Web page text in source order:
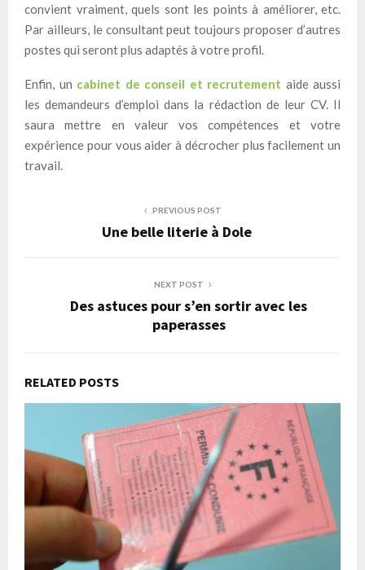
convient vraiment, quels sont les points à améliorer, etc.
Par ailleurs, le consultant peut toujours proposer d’autres
postes qui seront plus adaptés à votre profil.
Enfin, un cabinet de conseil et recrutement aide aussi
les demandeurs d’emploi dans la rédaction de leur CV. Il
saura mettre en valeur vos compétences et votre
expérience pour vous aider à décrocher plus facilement un
travail.
PREVIOUS POST
Une belle literie à Dole
NEXT POST
Des astuces pour s’en sortir avec les
paperasses
RELATED POSTS